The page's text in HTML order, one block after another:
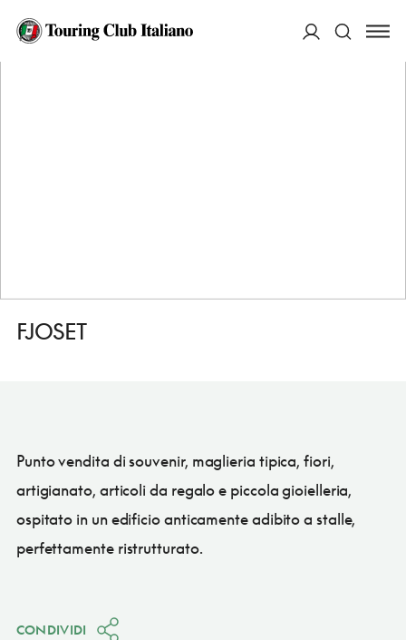
HOME
FJOSET
Punto vendita di souvenir, maglieria tipica, fiori,
artigianato, articoli da regalo e piccola gioielleria,
ospitato in un edificio anticamente adibito a stalle,
perfettamente ristrutturato.
CONDIVIDI